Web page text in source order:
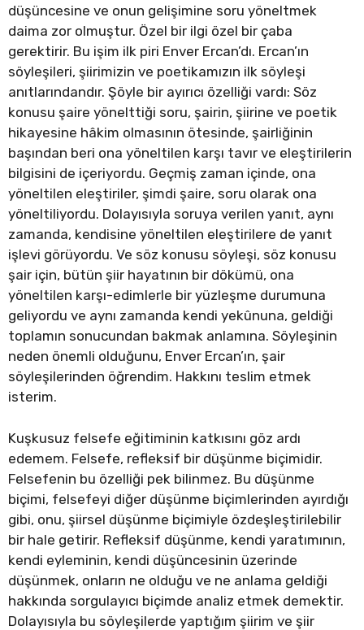
düşüncesine ve onun gelişimine soru yöneltmek
daima zor olmuştur. Özel bir ilgi özel bir çaba
gerektirir. Bu işim ilk piri Enver Ercan’dı. Ercan’ın
söyleşileri, şiirimizin ve poetikamızın ilk söyleşi
anıtlarındandır. Şöyle bir ayırıcı özelliği vardı: Söz
konusu şaire yönelttiği soru, şairin, şiirine ve poetik
hikayesine hâkim olmasının ötesinde, şairliğinin
başından beri ona yöneltilen karşı tavır ve eleştirilerin
bilgisini de içeriyordu. Geçmiş zaman içinde, ona
yöneltilen eleştiriler, şimdi şaire, soru olarak ona
yöneltiliyordu. Dolayısıyla soruya verilen yanıt, aynı
zamanda, kendisine yöneltilen eleştirilere de yanıt
işlevi görüyordu. Ve söz konusu söyleşi, söz konusu
şair için, bütün şiir hayatının bir dökümü, ona
yöneltilen karşı-edimlerle bir yüzleşme durumuna
geliyordu ve aynı zamanda kendi yekûnuna, geldiği
toplamın sonucundan bakmak anlamına. Söyleşinin
neden önemli olduğunu, Enver Ercan’ın, şair
söyleşilerinden öğrendim. Hakkını teslim etmek
isterim.
Kuşkusuz felsefe eğitiminin katkısını göz ardı
edemem. Felsefe, refleksif bir düşünme biçimidir.
Felsefenin bu özelliği pek bilinmez. Bu düşünme
biçimi, felsefeyi diğer düşünme biçimlerinden ayırdığı
gibi, onu, şiirsel düşünme biçimiyle özdeşleştirilebilir
bir hale getirir. Refleksif düşünme, kendi yaratımının,
kendi eyleminin, kendi düşüncesinin üzerinde
düşünmek, onların ne olduğu ve ne anlama geldiği
hakkında sorgulayıcı biçimde analiz etmek demektir.
Dolayısıyla bu söyleşilerde yaptığım şiirim ve şiir